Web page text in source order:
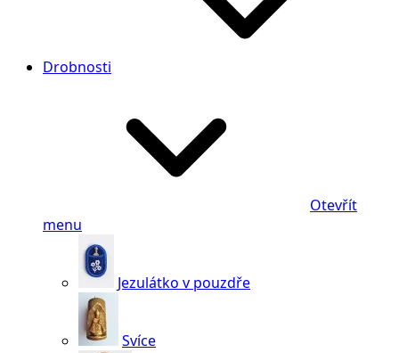
Drobnosti
Otevřít
menu
Jezulátko v pouzdře
Svíce